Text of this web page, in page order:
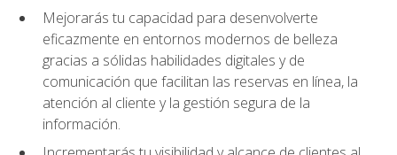
Mejorarás tu capacidad para desenvolverte
eficazmente en entornos modernos de belleza
gracias a sólidas habilidades digitales y de
comunicación que facilitan las reservas en línea, la
atención al cliente y la gestión segura de la
información.